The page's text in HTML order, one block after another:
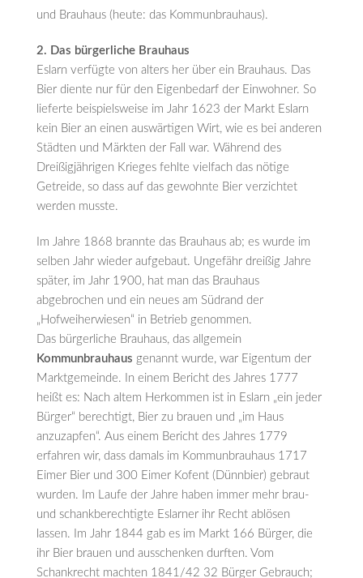
und Brauhaus (heute: das Kommunbrauhaus).
2. Das bürgerliche Brauhaus
Eslarn verfügte von alters her über ein Brauhaus. Das
Bier diente nur für den Eigenbedarf der Einwohner. So
lieferte beispielsweise im Jahr 1623 der Markt Eslarn
kein Bier an einen auswärtigen Wirt, wie es bei anderen
Städten und Märkten der Fall war. Während des
Dreißigjährigen Krieges fehlte vielfach das nötige
Getreide, so dass auf das gewohnte Bier verzichtet
werden musste.
Im Jahre 1868 brannte das Brauhaus ab; es wurde im
selben Jahr wieder aufgebaut. Ungefähr dreißig Jahre
später, im Jahr 1900, hat man das Brauhaus
abgebrochen und ein neues am Südrand der
„Hofweiherwiesen“ in Betrieb genommen.
Das bürgerliche Brauhaus, das allgemein
Kommunbrauhaus genannt wurde, war Eigentum der
Marktgemeinde. In einem Bericht des Jahres 1777
heißt es: Nach altem Herkommen ist in Eslarn „ein jeder
Bürger“ berechtigt, Bier zu brauen und „im Haus
anzuzapfen“. Aus einem Bericht des Jahres 1779
erfahren wir, dass damals im Kommunbrauhaus 1717
Eimer Bier und 300 Eimer Kofent (Dünnbier) gebraut
wurden. Im Laufe der Jahre haben immer mehr brau-
und schankberechtigte Eslarner ihr Recht ablösen
lassen. Im Jahr 1844 gab es im Markt 166 Bürger, die
ihr Bier brauen und ausschenken durften. Vom
Schankrecht machten 1841/42 32 Bürger Gebrauch;